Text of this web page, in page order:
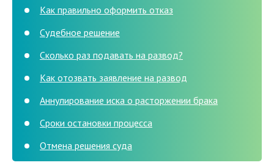
Как правильно оформить отказ
Судебное решение
Сколько раз подавать на развод?
Как отозвать заявление на развод
Аннулирование иска о расторжении брака
Сроки остановки процесса
Отмена решения суда